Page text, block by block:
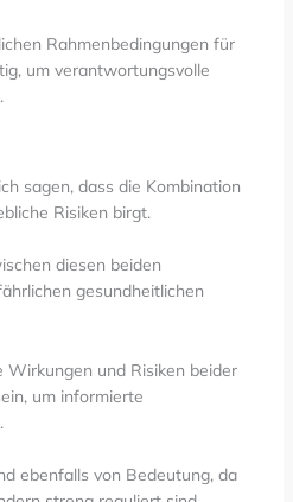
Rahmenbedingungen für
um verantwortungsvolle
sagen, dass die Kombination
Risiken birgt.
diesen beiden
gesundheitlichen
Wirkungen und Risiken beider
um informierte
ebenfalls von Bedeutung, da